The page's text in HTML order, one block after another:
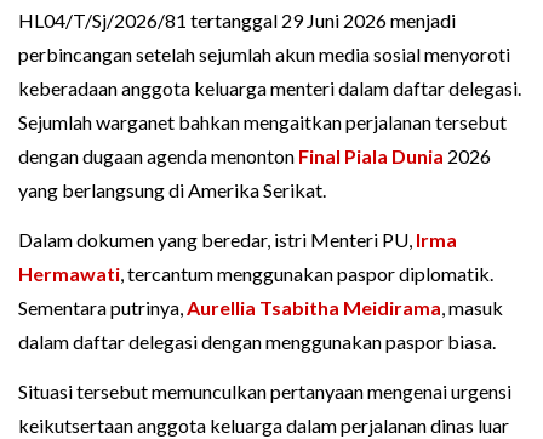
HL04/T/Sj/2026/81 tertanggal 29 Juni 2026 menjadi
perbincangan setelah sejumlah akun media sosial menyoroti
keberadaan anggota keluarga menteri dalam daftar delegasi.
Sejumlah warganet bahkan mengaitkan perjalanan tersebut
dengan dugaan agenda menonton Final Piala Dunia 2026
yang berlangsung di Amerika Serikat.
Dalam dokumen yang beredar, istri Menteri PU, Irma
Hermawati, tercantum menggunakan paspor diplomatik.
Sementara putrinya,Aurellia Tsabitha Meidirama, masuk
dalam daftar delegasi dengan menggunakan paspor biasa.
Situasi tersebut memunculkan pertanyaan mengenai urgensi
keikutsertaan anggota keluarga dalam perjalanan dinas luar